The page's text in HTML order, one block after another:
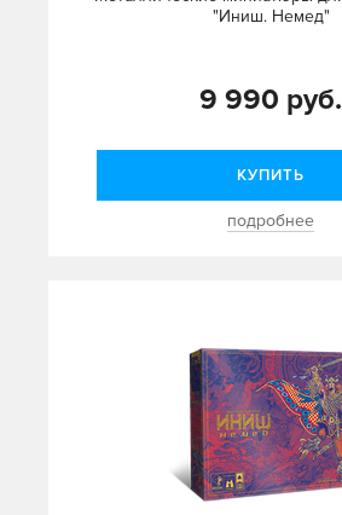
"Иниш. Немед"
9 990 руб.
КУПИТЬ
подробнее